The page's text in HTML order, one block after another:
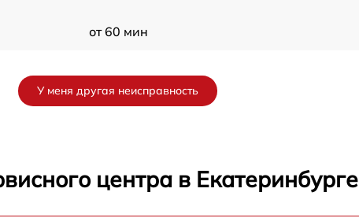
от 60 мин
от 60 мин
У меня другая неисправность
центра в Екатеринбурге